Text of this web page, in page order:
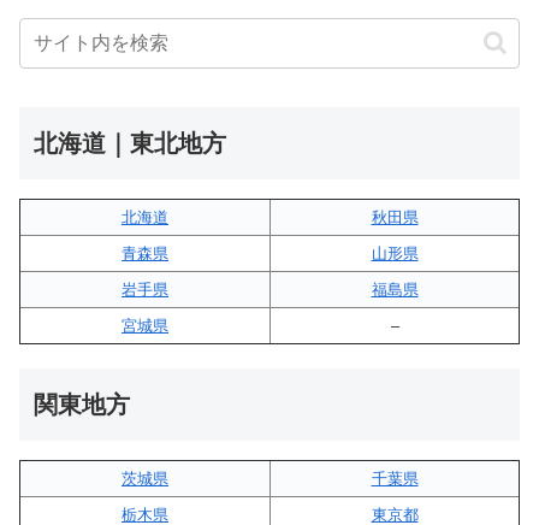
北海道｜東北地方
北海道
秋田県
青森県
山形県
岩手県
福島県
宮城県
–
関東地方
茨城県
千葉県
栃木県
東京都